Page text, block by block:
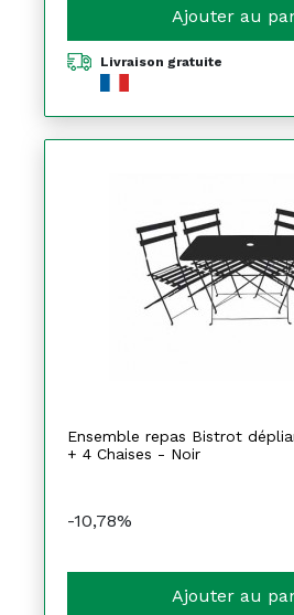
Ajouter au
Livraison gratuite
Ensemble repas Bistrot
+ 4 Chaises - Noir
-10,78%
Ajouter au